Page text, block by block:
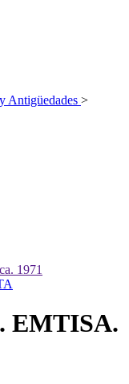
Antigüedades >
EMTISA.